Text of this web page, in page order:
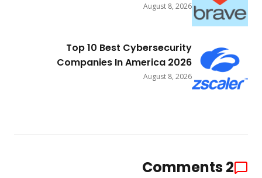
August 8, 2026
Top 10 Best Cybersecurity
Companies In America 2026
August 8, 2026
2
Comments